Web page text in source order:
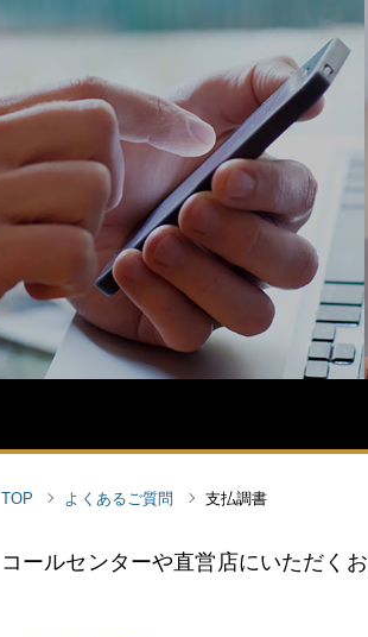
TOP よくあるご質問 支払調書
コールセンターや直営店にいただく